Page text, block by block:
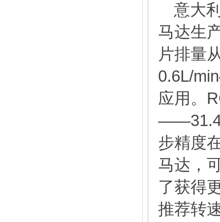
意大
马达生
片排量
0.6L/min
应用。
——
步精度
马达，
了获得
推荐转